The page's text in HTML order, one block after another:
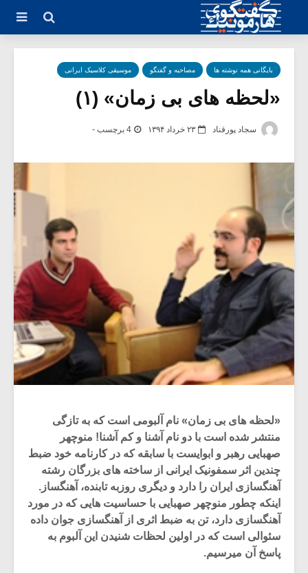
بایگانی همه نوشته ها مصاحبه و گفتگو موسیقی کلاسیک ایرانی
«لحظه های بی زمان» (۱)
سجاد پورقناد ۲۳ خرداد ۱۳۹۴ 4 برچسب -
«لحظه های بی زمان» نام آلبومی است که به تازگی
منتشر شده است با دو نام آشنا و کم آشنا! منوچهر
صهبایی رهبر و ابوایست با سابقه که در کارنامه خود ضبط
چندین اثر سمفونیک ایرانی از ساخته های بزرگان رشته
آهنگسازی ایران را دارد و دیگری روزبه تابنده، آهنگساز.
اینکه چطور منوچهر صهبایی با حساسیت هایی که در مورد
آهنگسازی دارد، تن به ضبط اثری از آهنگسازی جوان داده
سئوالی است که در اولین لحظات شنیدن این آلبوم به
پاسخ آن میرسیم.